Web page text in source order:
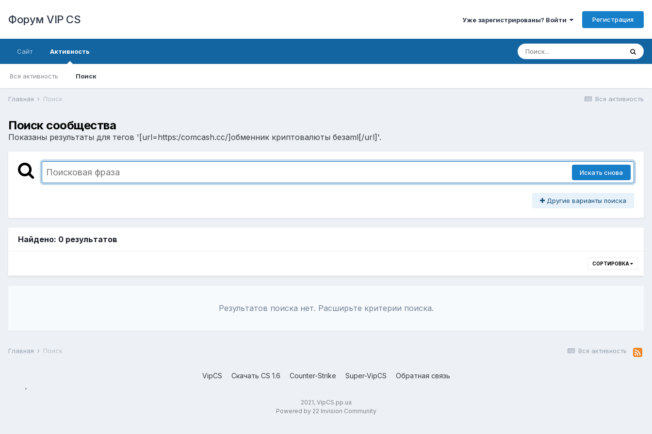
Форум VIP CS Уже зарегистрированы? Войти Регистрация
Сайт Активность
Вся активность Поиск
Вся активность
Главная Поиск
Поиск сообщества
Показаны результаты для тегов '[url=https:/comcash.cc/]обменник криптовалюты безaml[/url]'.
Искать снова
Другие варианты поиска
Найдено: 0 результатов
СОРТИРОВКА
Результатов поиска нет. Расширьте критерии поиска.
Вся активность
Главная Поиск
VipCS Скачать CS 1.6 Counter-Strike Super-VipCS Обратная связь
2021, VipCS.pp.ua
Powered by 22 Invision Community